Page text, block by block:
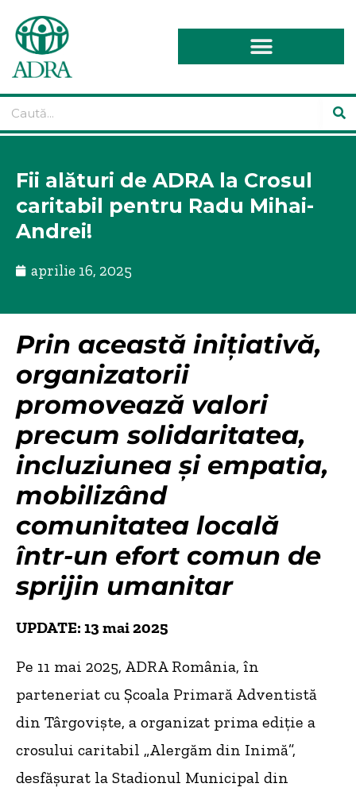
Fii alături de ADRA la Crosul
caritabil pentru Radu Mihai-
Andrei!
aprilie 16, 2025
Prin această inițiativă,
organizatorii
promovează valori
precum solidaritatea,
incluziunea și empatia,
mobilizând
comunitatea locală
într-un efort comun de
sprijin umanitar
UPDATE: 13 mai 2025
Pe 11 mai 2025, ADRA România, în
parteneriat cu Școala Primară Adventistă
din Târgoviște, a organizat prima ediție a
crosului caritabil „Alergăm din Inimă”,
desfășurat la Stadionul Municipal din